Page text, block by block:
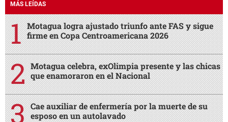
MÁS LEÍDAS
Motagua logra ajustado triunfo ante FAS y sigue
firme en Copa Centroamericana 2026
Motagua celebra, exOlimpia presente y las chicas
que enamoraron en el Nacional
Cae auxiliar de enfermería por la muerte de su
esposo en un autolavado